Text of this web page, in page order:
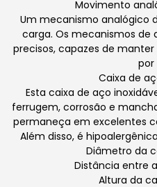
Movimento
Um mecanismo analógico
carga. Os mecanismos
precisos, capazes de
por
Caixa de
Esta caixa de aço
ferrugem, corrosão e
permaneça em excelentes
Além disso, é
Diâmetro da
Distância entre
Altura da